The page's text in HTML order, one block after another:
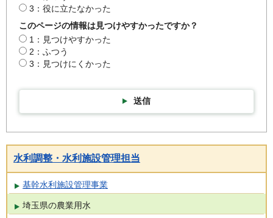
3：役に立たなかった
このページの情報は見つけやすかったですか？
1：見つけやすかった
2：ふつう
3：見つけにくかった
送信
水利調整・水利施設管理担当
基幹水利施設管理事業
埼玉県の農業用水